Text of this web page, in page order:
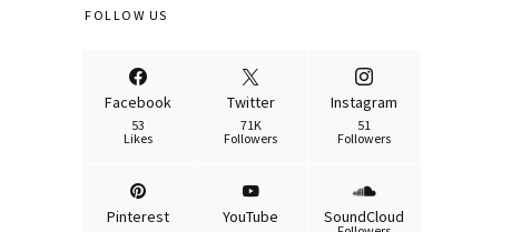
FOLLOW US
Facebook
53
Likes
Twitter
71K
Followers
Instagram
51
Followers
Pinterest YouTube SoundCloud